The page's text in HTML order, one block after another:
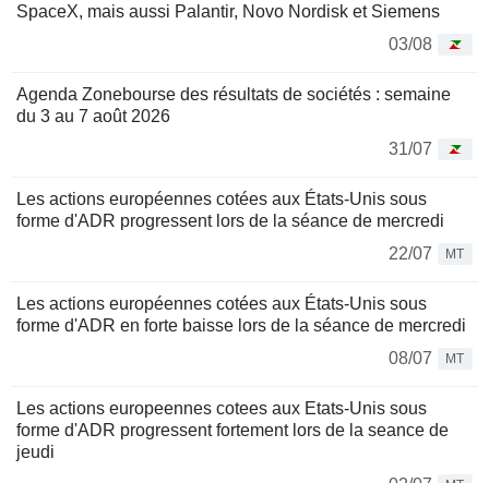
SpaceX, mais aussi Palantir, Novo Nordisk et Siemens
03/08
Agenda Zonebourse des résultats de sociétés : semaine
du 3 au 7 août 2026
31/07
Les actions européennes cotées aux États-Unis sous
forme d'ADR progressent lors de la séance de mercredi
22/07
MT
Les actions européennes cotées aux États-Unis sous
forme d'ADR en forte baisse lors de la séance de mercredi
08/07
MT
Les actions europeennes cotees aux Etats-Unis sous
forme d'ADR progressent fortement lors de la seance de
jeudi